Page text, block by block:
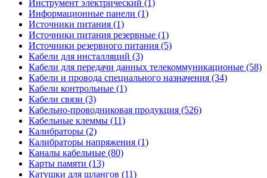
Инструмент электрический (1)
Информационные панели (1)
Источники питания (1)
Источники питания резервные (1)
Источники резервного питания (5)
Кабели для инсталляций (3)
Кабели для передачи данных телекоммуникационые (58)
Кабели и провода специального назначения (34)
Кабели контрольные (1)
Кабели связи (3)
Кабельно-проводниковая продукция (526)
Кабельные клеммы (11)
Калибраторы (2)
Калибраторы напряжения (1)
Каналы кабельные (80)
Карты памяти (13)
Катушки для шлангов (11)